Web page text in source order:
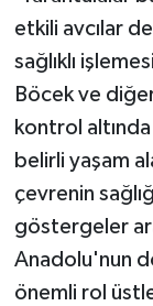
etkili avcılar
sağlıklı
Böcek ve
kontrol
belirli yaşam
çevrenin
göstergeler
Anadolu'nun
önemli rol